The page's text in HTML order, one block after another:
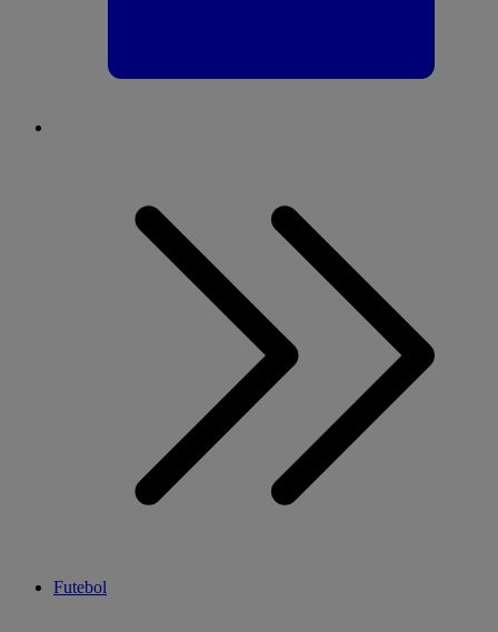
Futebol